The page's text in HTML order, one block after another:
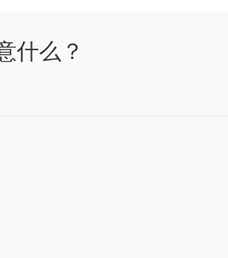
什么？​